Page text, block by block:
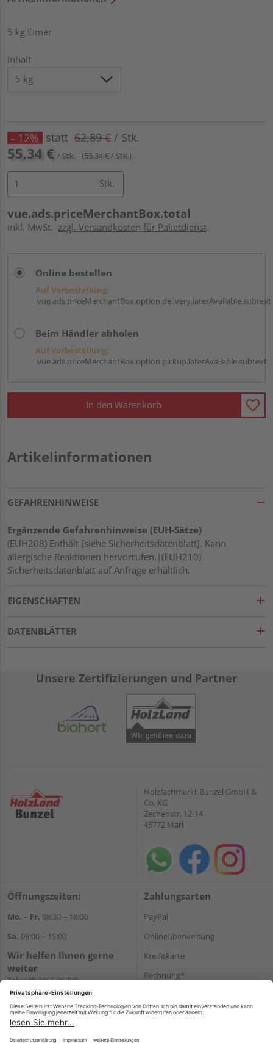
5 kg Eimer
Inhalt
- 12% statt 62,89 € / Stk.
55,34 € / Stk. (55,34 € / Stk.)
Stk.
vue.ads.priceMerchantBox.total
inkl. MwSt. zzgl. Versandkosten für Paketdienst
Online bestellen
Auf Vorbestellung:
vue.ads.priceMerchantBox.option.delivery.laterAvailable.subtext
Beim Händler abholen
Auf Vorbestellung:
vue.ads.priceMerchantBox.option.pickup.laterAvailable.subtext
In den Warenkorb
Artikelinformationen
GEFAHRENHINWEISE
Ergänzende Gefahrenhinweise (EUH-Sätze)
(EUH208) Enthält [siehe Sicherheitsdatenblatt]. Kann
allergische Reaktionen hervorrufen.|(EUH210)
Sicherheitsdatenblatt auf Anfrage erhältlich.
EIGENSCHAFTEN
DATENBLÄTTER
Unsere Zertifizierungen und Partner
Holzfachmarkt Bunzel GmbH &
Co. KG
Zechenstr. 12-14
45772 Marl
Öffnungszeiten:
Mo. – Fr. 08:30 – 18:00
Sa. 09:00 – 15:00
Wir helfen Ihnen gerne
weiter
Tel.:+49 2365 96780
E-Mail:info@bunzel.de
WhatsApp
Zahlungsarten
PayPal
Onlineüberweisung
Kreditkarte
Rechnung*
Versand